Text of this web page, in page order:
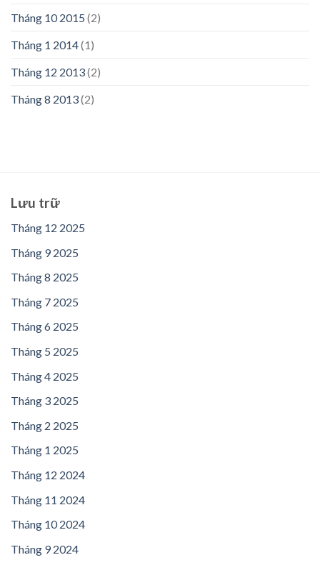
Tháng 10 2015 (2)
Tháng 1 2014(1)
Tháng 12 2013(2)
Tháng 8 2013(2)
Lưu trữ
Tháng 12 2025
Tháng 9 2025
Tháng 8 2025
Tháng 7 2025
Tháng 6 2025
Tháng 5 2025
Tháng 4 2025
Tháng 3 2025
Tháng 2 2025
Tháng 1 2025
Tháng 12 2024
Tháng 11 2024
Tháng 10 2024
Tháng 9 2024